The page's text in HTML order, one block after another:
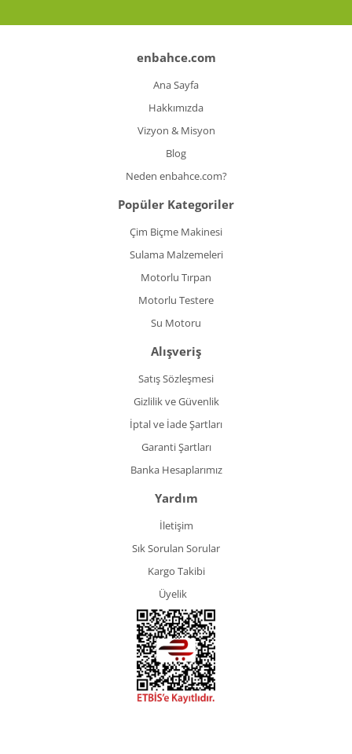
enbahce.com
Ana Sayfa
Hakkımızda
Vizyon & Misyon
Blog
Neden enbahce.com?
Popüler Kategoriler
Çim Biçme Makinesi
Sulama Malzemeleri
Motorlu Tırpan
Motorlu Testere
Su Motoru
Alışveriş
Satış Sözleşmesi
Gizlilik ve Güvenlik
İptal ve İade Şartları
Garanti Şartları
Banka Hesaplarımız
Yardım
İletişim
Sık Sorulan Sorular
Kargo Takibi
Üyelik